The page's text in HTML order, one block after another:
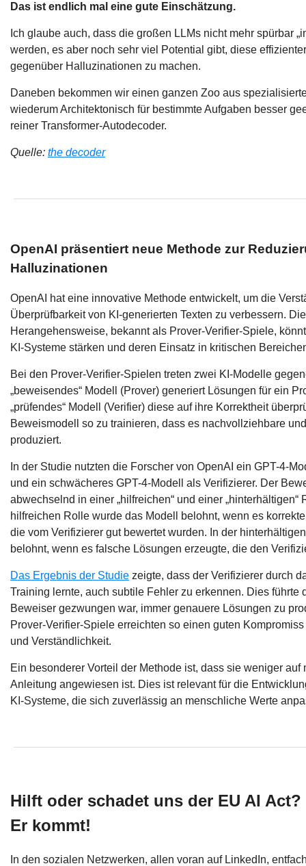
Das ist endlich mal eine gute Einschätzung.
Ich glaube auch, dass die großen LLMs nicht mehr spürbar
werden, es aber noch sehr viel Potential gibt, diese
gegenüber Halluzinationen zu machen.
Daneben bekommen wir einen ganzen Zoo aus
wiederum Architektonisch für bestimmte Aufgaben besser
reiner Transformer-Autodecoder.
Quelle: the decoder
OpenAI präsentiert neue Methode zur
Halluzinationen
OpenAI hat eine innovative Methode entwickelt, um die
Überprüfbarkeit von KI-generierten Texten zu verbessern.
Herangehensweise, bekannt als Prover-Verifier-Spiele,
KI-Systeme stärken und deren Einsatz in kritischen
Bei den Prover-Verifier-Spielen treten zwei KI-Modelle
„beweisendes“ Modell (Prover) generiert Lösungen für ein
„prüfendes“ Modell (Verifier) diese auf ihre Korrektheit
Beweismodell so zu trainieren, dass es nachvollziehbare
produziert.
In der Studie nutzten die Forscher von OpenAI ein GPT-4-
und ein schwächeres GPT-4-Modell als Verifizierer. Der
abwechselnd in einer „hilfreichen“ und einer „hinterhältigen“
hilfreichen Rolle wurde das Modell belohnt, wenn es
die vom Verifizierer gut bewertet wurden. In der
belohnt, wenn es falsche Lösungen erzeugte, die den
Das Ergebnis der Studie zeigte, dass der Verifizierer durch
Training lernte, auch subtile Fehler zu erkennen. Dies führte
Beweiser gezwungen war, immer genauere Lösungen zu
Prover-Verifier-Spiele erreichten so einen guten
und Verständlichkeit.
Ein besonderer Vorteil der Methode ist, dass sie weniger auf
Anleitung angewiesen ist. Dies ist relevant für die
KI-Systeme, die sich zuverlässig an menschliche Werte
Hilft oder schadet uns der EU AI
Er kommt!
In den sozialen Netzwerken, allen voran auf LinkedIn,